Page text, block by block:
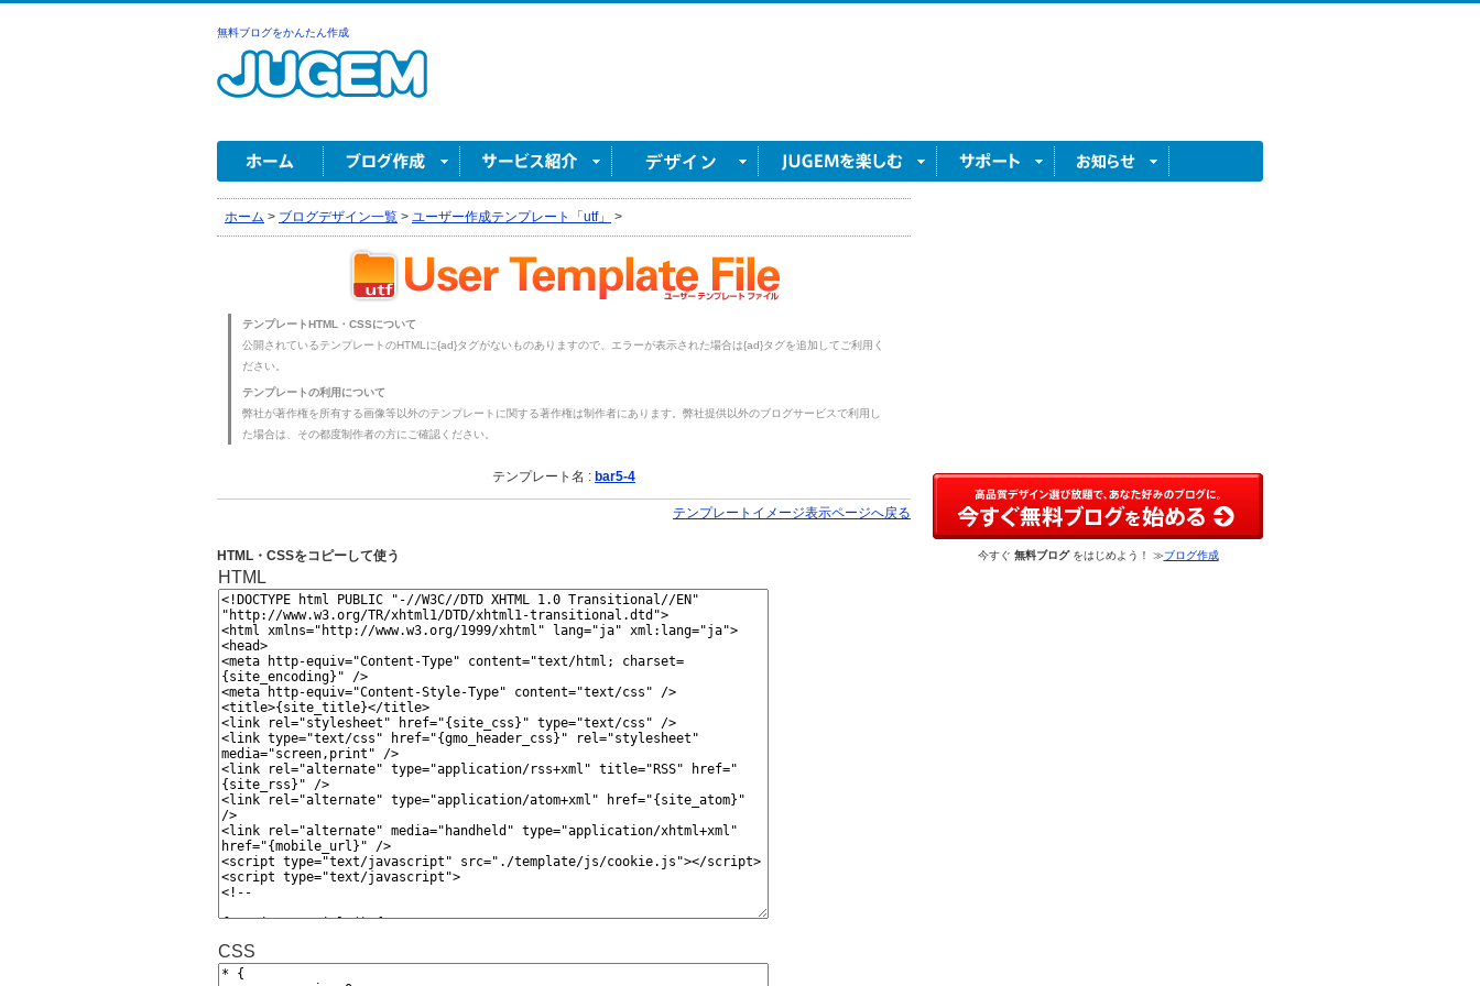
無料ブログをかんたん作成
ホーム > ブログデザイン一覧 > ユーザー作成テンプレート「utf」 >
テンプレートHTML・CSSについて
公開されているテンプレートのHTMLに{ad}タグがないものありますので、エラーが表示された場合は{ad}タグを追加してご利用く
ださい。
テンプレートの利用について
弊社が著作権を所有する画像等以外のテンプレートに関する著作権は制作者にあります。弊社提供以外のブログサービスで利用し
た場合は、その都度制作者の方にご確認ください。
テンプレート名 : bar5-4
テンプレートイメージ表示ページへ戻る
HTML・CSSをコピーして使う
HTML
CSS
今すぐ 無料ブログをはじめよう！ ≫ブログ作成